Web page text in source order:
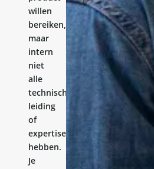
willen
bereiken,
maar
intern
niet
alle
technische
leiding
of
expertise
hebben.
Je